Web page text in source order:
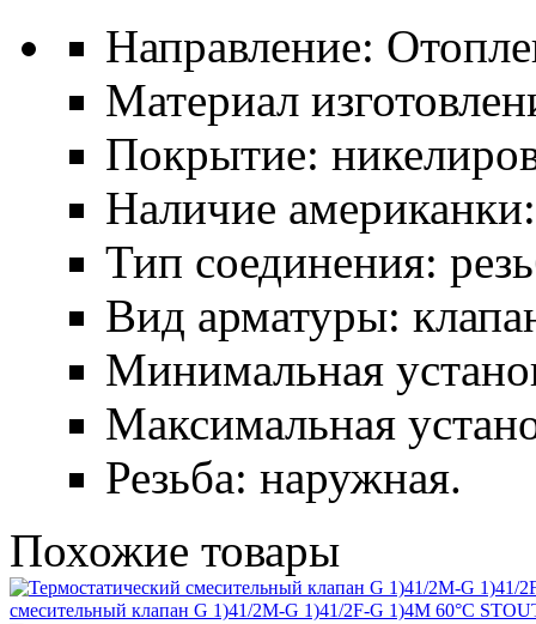
Направление:
Материал
Покрытие:
Наличие
Тип соединения:
Вид арматуры:
Минимальная
Максимальная
Резьба: наружная.
Похожие товары
смесительный клапан G 1)41/2M-G 1)41/2F-G 1)4M 60°С